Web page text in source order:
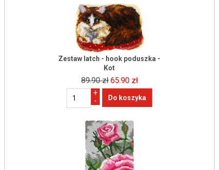
Zestaw latch - hook poduszka -
Kot
89.90 zł 65.90 zł
+
-